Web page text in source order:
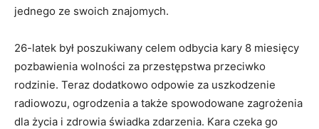
jednego ze swoich znajomych.
26-latek był poszukiwany celem odbycia kary 8 miesięcy
pozbawienia wolności za przestępstwa przeciwko
rodzinie. Teraz dodatkowo odpowie za uszkodzenie
radiowozu, ogrodzenia a także spowodowane zagrożenia
dla życia i zdrowia świadka zdarzenia. Kara czeka go